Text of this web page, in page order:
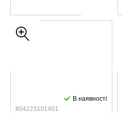
#04223101401
В наявності